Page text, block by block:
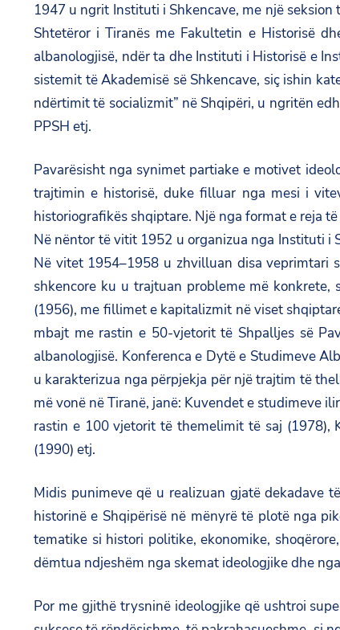
1947 u ngrit Instituti i Shkencave, me një
Shtetëror i Tiranës me Fakultetin e Historisë
albanologjisë, ndër ta dhe Instituti i Historisë e
sistemit të Akademisë së Shkencave, siç ishin
ndërtimit të socializmit” në Shqipëri, u ngritën
PPSH etj.
Pavarësisht nga synimet partiake e motivet
trajtimin e historisë, duke filluar nga mesi i
historiografikës shqiptare. Një nga format e reja
Në nëntor të vitit 1952 u organizua nga Instituti i
Në vitet 1954–1958 u zhvilluan disa veprimtari
shkencore ku u trajtuan probleme më
(1956), me fillimet e kapitalizmit në viset
mbajt me rastin e 50-vjetorit të Shpalljes së
albanologjisë. Konferenca e Dytë e Studimeve
u karakterizua nga përpjekja për një trajtim të
më vonë në Tiranë, janë: Kuvendet e studimeve
rastin e 100 vjetorit të themelimit të saj (1978),
(1990) etj.
Midis punimeve që u realizuan gjatë dekadave
historinë e Shqipërisë në mënyrë të plotë nga
tematike si histori politike, ekonomike,
dëmtua ndjeshëm nga skemat ideologjike dhe
Por me gjithë trysninë ideologjike që ushtroi